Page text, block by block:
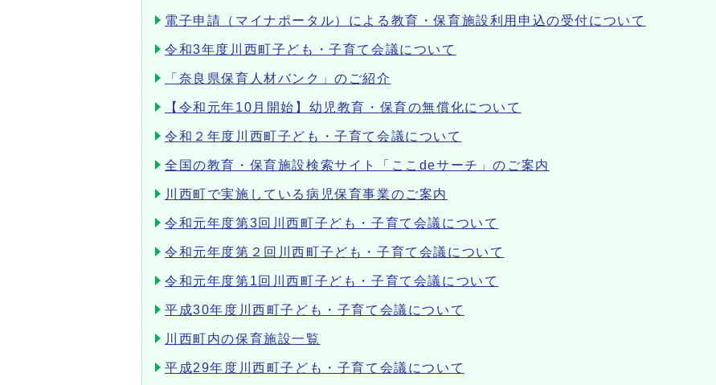
電子申請（マイナポータル）による教育・保育施設利用申込の受付について
令和3年度川西町子ども・子育て会議について
「奈良県保育人材バンク」のご紹介
【令和元年10月開始】幼児教育・保育の無償化について
令和２年度川西町子ども・子育て会議について
全国の教育・保育施設検索サイト「ここdeサーチ」のご案内
川西町で実施している病児保育事業のご案内
令和元年度第3回川西町子ども・子育て会議について
令和元年度第２回川西町子ども・子育て会議について
令和元年度第1回川西町子ども・子育て会議について
平成30年度川西町子ども・子育て会議について
川西町内の保育施設一覧
平成29年度川西町子ども・子育て会議について